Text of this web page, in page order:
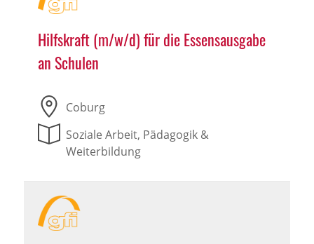
Hilfskraft (m/w/d) für die Essensausgabe
an Schulen
Coburg
Soziale Arbeit, Pädagogik &
Weiterbildung